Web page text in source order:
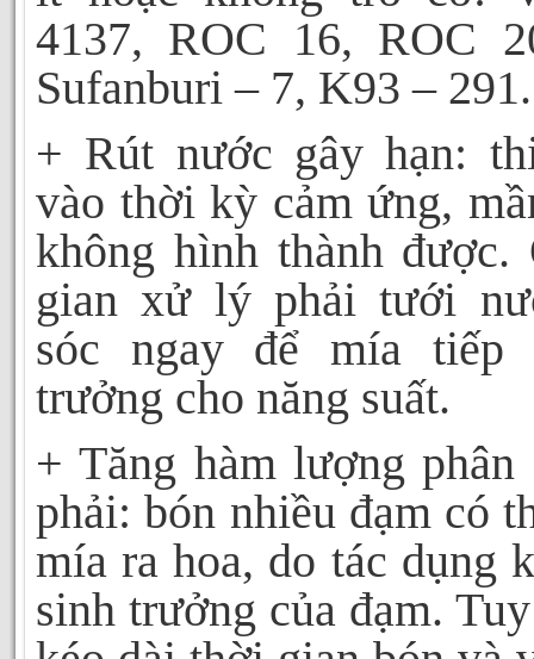
4137, ROC 16, ROC
Sufanburi – 7, K93 – 291.
+ Rút nước gây hạn:
vào thời kỳ cảm ứng,
không hình thành được.
gian xử lý phải tưới
sóc ngay để mía tiếp
trưởng cho năng suất.
+ Tăng hàm lượng phân
phải: bón nhiều đạm có
mía ra hoa, do tác dụng
sinh trưởng của đạm.